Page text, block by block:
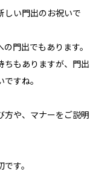
しい門出のお祝いで
門出でもあります。
ちもありますが、門出
すね。
方や、マナーをご説明
す。